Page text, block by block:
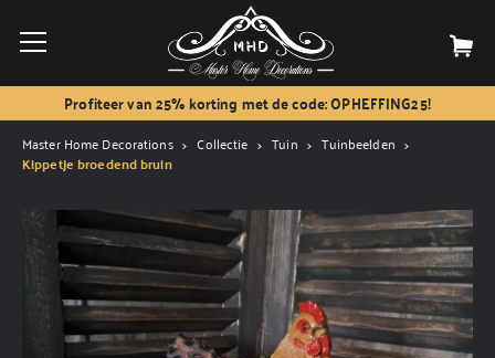
Profiteer van 25% korting met de code: OPHEFFING25!
Master Home Decorations Collectie Tuin Tuinbeelden
Kippetje broedend bruin